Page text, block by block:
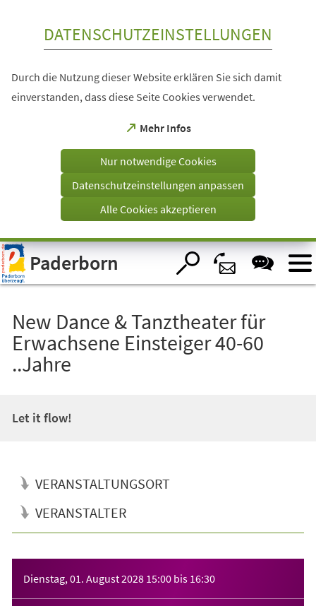
Visuelle
Assistenzsoftware
öffnen.
DATENSCHUTZEINSTELLUNGEN
Durch die Nutzung dieser Website erklären Sie sich damit
einverstanden, dass diese Seite Cookies verwendet.
Mehr Infos
(Öffnet
einem
Tab)
Nur notwendige Cookies
Datenschutzeinstellungen anpassen
Alle Cookies akzeptieren
Paderborn
New Dance & Tanztheater für
Erwachsene Einsteiger 40-60
..Jahre
Let it flow!
VERANSTALTUNGSORT
VERANSTALTER
Dienstag, 01. August 2028 15:00 bis 16:30